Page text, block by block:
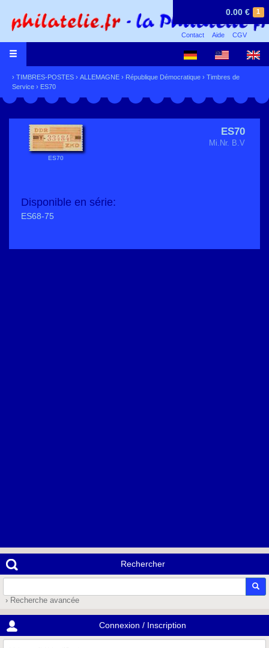
1
0.00 €
Contact Aide CGV
› TIMBRES-POSTES › ALLEMAGNE › République Démocratique › Timbres de
Service › ES70
ES70
ES70
Mi.Nr. B.V
Disponible en série:
ES68-75
Rechercher
› Recherche avancée
Connexion / Inscription